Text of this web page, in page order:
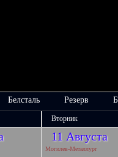
Белсталь Резерв
Вторник
11 Августа
Могилев-Металлург